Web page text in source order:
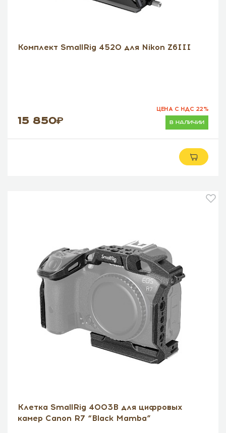
Комплект SmallRig 4520 для Nikon Z6III
15 850 в наличии
ЦЕНА С НДС 22%
Клетка SmallRig 4003B для цифровых
камер Canon R7 “Black Mamba”